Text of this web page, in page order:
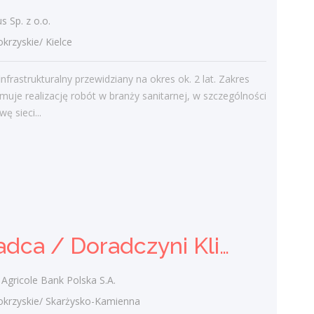
admin -Obcokrajowcy w
niepełnosprawnych w świętokrzyskim
admin
Sp. z o.o.
Kielce
przewidziany na okres ok. 2 lat. Zakres
realizację robót w branży sanitarnej, w szczególności
sieci...
Doradca / Doradczyni Klienta
Bank Polska S.A.
Skarżysko-Kamienna